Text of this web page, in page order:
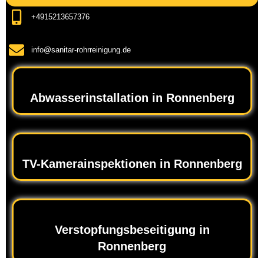
+4915213657376
info@sanitar-rohrreinigung.de
Abwasserinstallation in Ronnenberg
TV-Kamerainspektionen in Ronnenberg
Verstopfungsbeseitigung in
Ronnenberg